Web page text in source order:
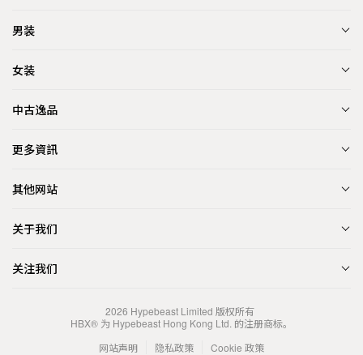
男装
女装
中古逸品
更多資訊
其他网站
关于我们
关注我们
2026 Hypebeast Limited 版权所有
HBX® 为 Hypebeast Hong Kong Ltd. 的注册商标。
网站声明
隐私政策 Cookie 政策